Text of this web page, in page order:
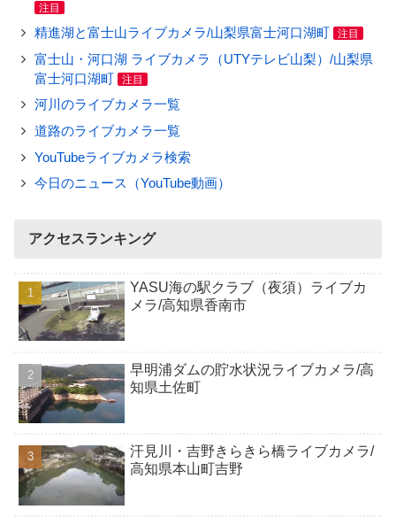
注目
精進湖と富士山ライブカメラ/山梨県富士河口湖町 注目
富士山・河口湖 ライブカメラ（UTYテレビ山梨）/山梨県
富士河口湖町
注目
河川のライブカメラ一覧
道路のライブカメラ一覧
YouTubeライブカメラ検索
今日のニュース（YouTube動画）
アクセスランキング
YASU海の駅クラブ（夜須）ライブカ
メラ/高知県香南市
早明浦ダムの貯水状況ライブカメラ/高
知県土佐町
汗見川・吉野きらきら橋ライブカメラ/
高知県本山町吉野